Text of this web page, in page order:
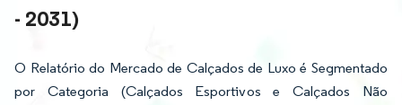
- 2031)
O Relatório do Mercado de Calçados de Luxo é Segmentado
por Categoria (Calçados Esportivos e Calçados Não